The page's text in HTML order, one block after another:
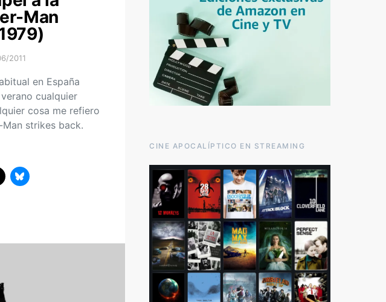
Man
2011
en España
cualquier
cosa me refiero
strikes back.
CINE APOCALÍPTICO EN STREAMING